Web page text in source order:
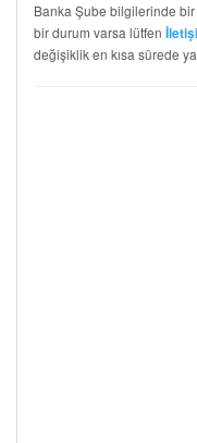
Banka Şube bilgilerinde
bir durum varsa lütfen
değişiklik en kısa sürede